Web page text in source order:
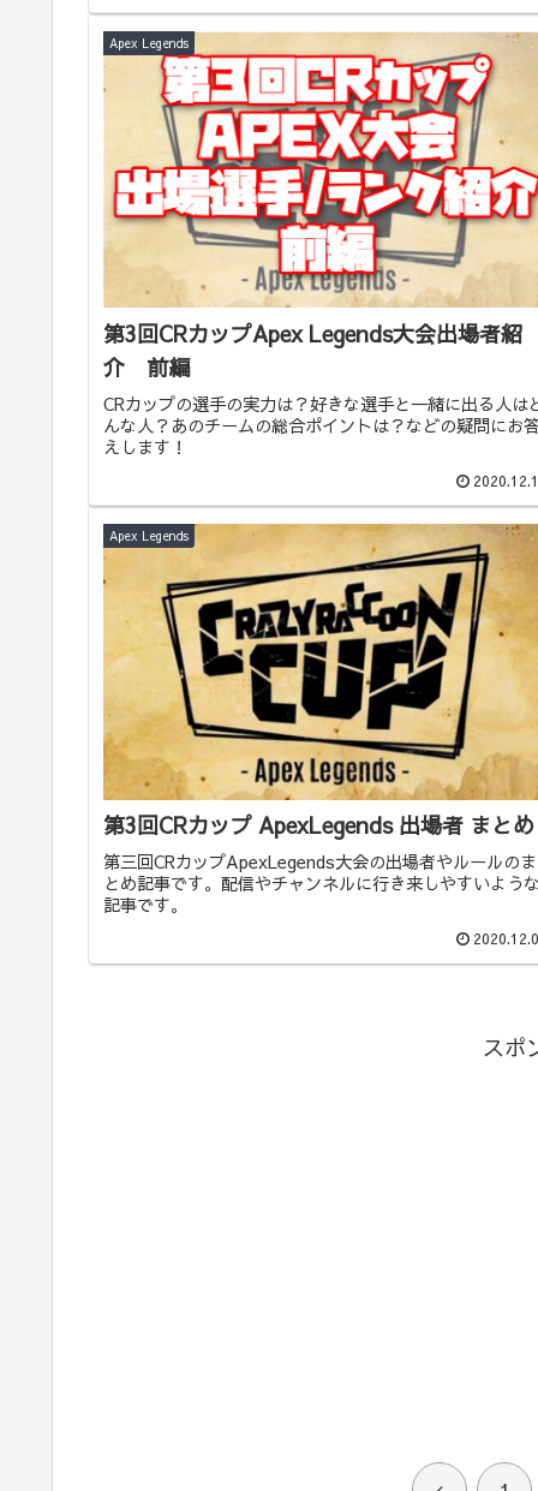
Apex Legends
第3回CRカップApex Legends大会出場者紹
介 前編
CRカップの選手の実力は？好きな選手と一緒に出る人は
んな人？あのチームの総合ポイントは？などの疑問にお
えします！
Apex Legends
第3回CRカップ ApexLegends 出場者 まとめ
第三回CRカップApexLegends大会の出場者やルールのま
とめ記事です。配信やチャンネルに行き来しやすいよう
記事です。
スポ